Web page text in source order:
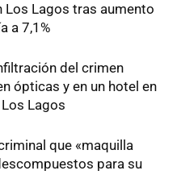
Los Lagos tras aumento
a 7,1%
del crimen
ópticas y en un hotel en
Los Lagos
que «maquilla
para su